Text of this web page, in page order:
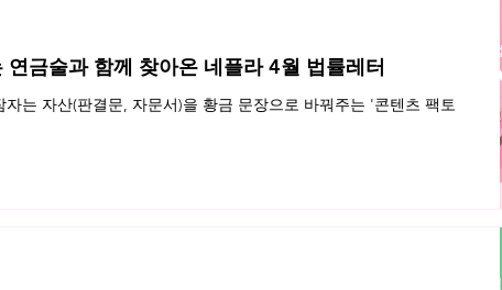
금술과 함께 찾아온 네플라 4월 법률레터
는 자산(판결문, 자문서)을 황금 문장으로 바꿔주는 '콘텐츠 팩토